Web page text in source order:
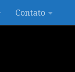
Contato